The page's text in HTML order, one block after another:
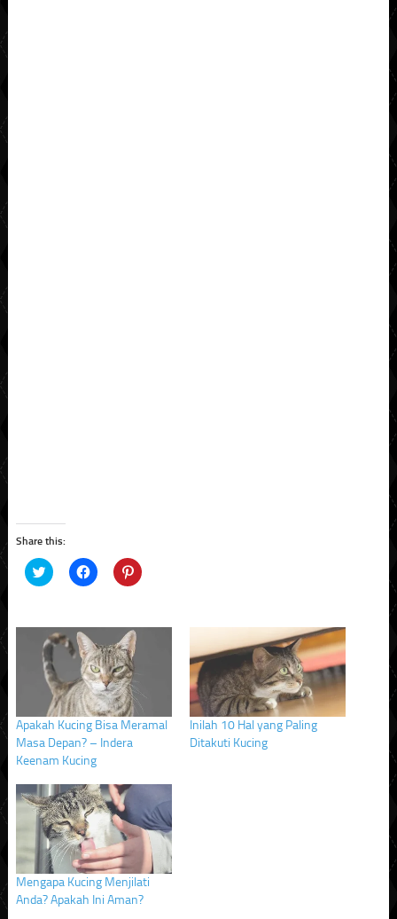
Share this:
Click
to
(Opens
in
new
window)
Click
to
(Opens
in
new
window)
Click
to
(Opens
in
new
Apakah Kucing Bisa Meramal
Masa Depan? – Indera
Keenam Kucing
Inilah 10 Hal yang Paling
Ditakuti Kucing
Mengapa Kucing Menjilati
Anda? Apakah Ini Aman?